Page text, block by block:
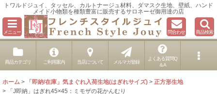
トワルドジュイ、タッセル、カルトナージュ材料、ダマスク生地、壁紙、ハンド
メイド小物類を種類豊富に販売するサロネーゼ御用達の店
メニュー 問合わせ 商品検索
商品カテゴリ ご利用案内 当店について メルマガ登録
よくある質問Q
＆A
ホーム > 「即納/在庫」気まぐれ入荷生地(はぎれサイズ) > 正方形生地
>
「J即納」はぎれ45×45：ミモザの花かんむり